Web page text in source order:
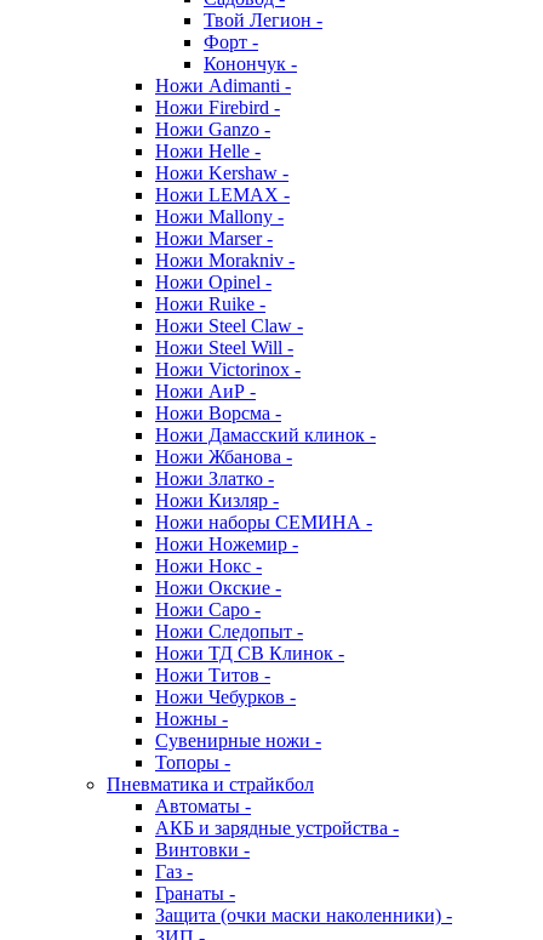
Твой Легион -
Форт -
Конончук -
Ножи Adimanti -
Ножи Firebird -
Ножи Ganzo -
Ножи Helle -
Ножи Kershaw -
Ножи LEMAX -
Ножи Mallony -
Ножи Marser -
Ножи Morakniv -
Ножи Opinel -
Ножи Ruike -
Ножи Steel Claw -
Ножи Steel Will -
Ножи Victorinox -
Ножи АиР -
Ножи Ворсма -
Ножи Дамасский клинок -
Ножи Жбанова -
Ножи Златко -
Ножи Кизляр -
Ножи наборы СЕМИНА -
Ножи Ножемир -
Ножи Нокс -
Ножи Окские -
Ножи Саро -
Ножи Следопыт -
Ножи ТД СВ Клинок -
Ножи Титов -
Ножи Чебурков -
Ножны -
Сувенирные ножи -
Топоры -
Пневматика и страйкбол
Автоматы -
АКБ и зарядные устройства -
Винтовки -
Газ -
Гранаты -
Защита (очки маски наколенники) -